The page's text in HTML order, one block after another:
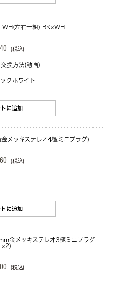
WH(左右一組) BK×WH
(税込)
換方法(動画)
クホワイト
トに追加
メッキステレオ4極ミニプラグ)
(税込)
トに追加
金メッキステレオ3極ミニプラグ
×2)
(税込)